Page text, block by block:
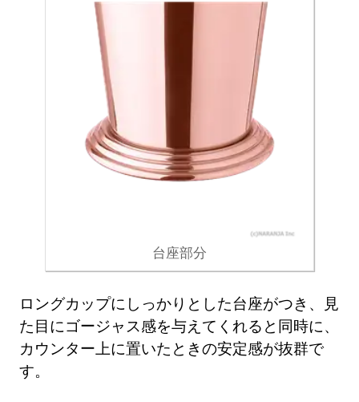
台座部分
ロングカップにしっかりとした台座がつき、見
た目にゴージャス感を与えてくれると同時に、
カウンター上に置いたときの安定感が抜群で
す。